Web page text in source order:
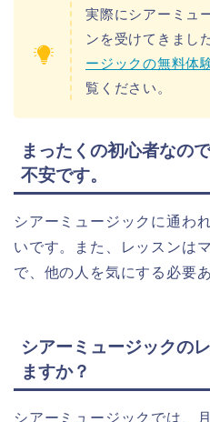
実際にシアーミュ
ンを受けてきまし
ージックの無料体
覧ください。
まったくの初心者なの
不安です。
シアーミュージックに通わ
いです。また、レッスンは
で、他の人を気にする必要
シアーミュージックの
ますか？
シアーミュージックでは、